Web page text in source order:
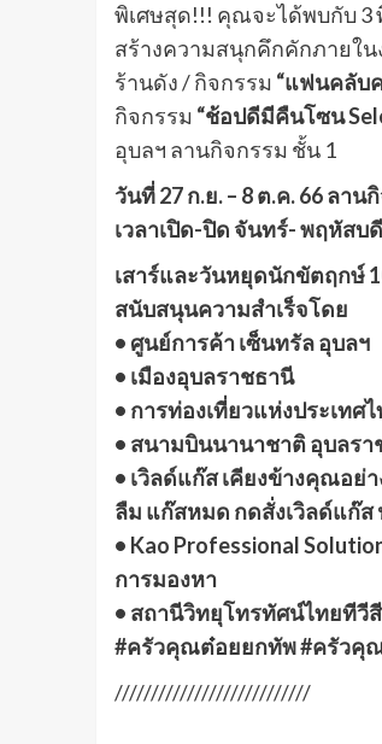
พิเศษสุด!!! คุณจะได้พบกับ 3
สร้างความสนุกคึกคักภายใ
ร้านดัง / กิจกรรม “แฟนคลับ
กิจกรรม “ช้อปดีมีคืนโซน
อุบลฯ ลานกิจกรรม ชั้น 1
วันที่ 27 ก.ย. – 8 ต.ค. 66 ลาน
เวลาเปิด-ปิด จันทร์- พฤหัสบดี
เสาร์และวันหยุดนักขัตฤกษ์
สนับสนุนความสำเร็จโดย
• ศูนย์การค้า เซ็นทรัล อุบลฯ
• เมืองอุบลราชธานี
• การท่องเที่ยวแห่งประเทศ
• สนามบินนานาชาติ อุบลรา
• เวิลด์แก๊ส เคียงข้างคุณอย่
ลืม แก๊สหมด กดสั่งเวิลด์แก๊ส
• Kao Professional
การมองหา
• สถานีวิทยุโทรทัศน์ไทยทีวี
#ครัวคุณต๋อยยกทัพ #ครัวคุณ
///////////////////////////